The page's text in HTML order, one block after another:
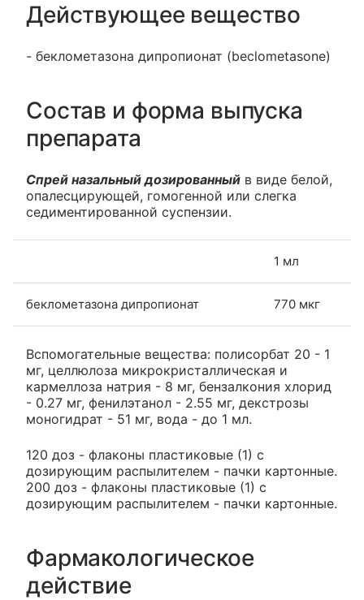
Действующее вещество
- беклометазона дипропионат (beclometasone)
Состав и форма выпуска
препарата
Спрей назальный дозированный в виде белой,
опалесцирующей, гомогенной или слегка
седиментированной суспензии.
1 мл
беклометазона дипропионат 770 мкг
Вспомогательные вещества: полисорбат 20 - 1
мг, целлюлоза микрокристаллическая и
кармеллоза натрия - 8 мг, бензалкония хлорид
- 0.27 мг, фенилэтанол - 2.55 мг, декстрозы
моногидрат - 51 мг, вода - до 1 мл.
120 доз - флаконы пластиковые (1) с
дозирующим распылителем - пачки картонные.
200 доз - флаконы пластиковые (1) с
дозирующим распылителем - пачки картонные.
Фармакологическое
действие